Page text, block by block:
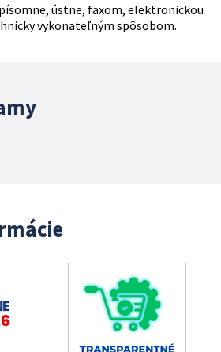
ústne, faxom, elektronickou
vykonateľným spôsobom.